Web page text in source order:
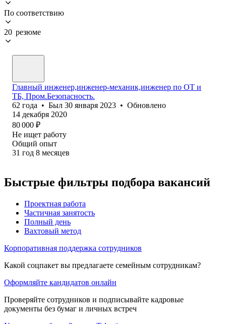
По соответствию
20 резюме
Главный инженер,инженер-механик,инженер по ОТ и
ТБ, Пром.Безопасность.
62 года • Был 30 января 2023 • Обновлено
14 декабря 2020
80 000 ₽
Не ищет работу
Общий опыт
31 год 8 месяцев
Быстрые фильтры подбора вакансий
Проектная работа
Частичная занятость
Полный день
Вахтовый метод
Корпоративная поддержка сотрудников
Какой соцпакет вы предлагаете семейным сотрудникам?
Оформляйте кандидатов онлайн
Проверяйте сотрудников и подписывайте кадровые
документы без бумаг и личных встреч